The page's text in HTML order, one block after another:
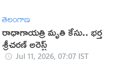
తెలంగాణ
రాధాగాయత్రి మృతి కేసు.. భర్త
శ్రీచరణ్ అరెస్ట్
Jul 11, 2026, 07:07 IST